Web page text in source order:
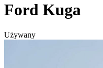
Ford Kuga
Używany